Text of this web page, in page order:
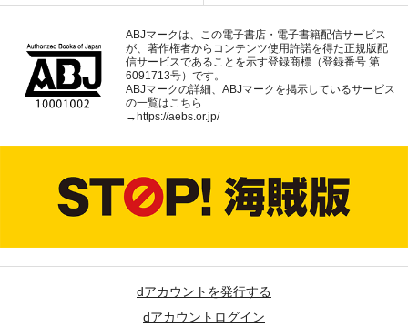
ABJマークは、この電子書店・電子書籍配信サービス
が、著作権者からコンテンツ使用許諾を得た正規版配
信サービスであることを示す登録商標（登録番号 第
6091713号）です。
ABJマークの詳細、ABJマークを掲示しているサービス
の一覧はこちら
→ https://aebs.or.jp/
dアカウントを発行する
dアカウントログイン